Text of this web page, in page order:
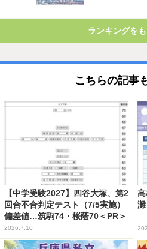
ランキングを
こちらの記事
【中学受験2027】四谷大塚、第2
回合不合判定テスト（7/5実施）
偏差値…筑駒74・桜蔭70＜PR＞
2026.7.10